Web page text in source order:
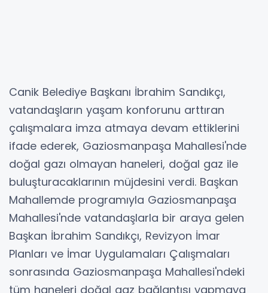
Canik Belediye Başkanı İbrahim Sandıkçı,
vatandaşların yaşam konforunu arttıran
çalışmalara imza atmaya devam ettiklerini
ifade ederek, Gaziosmanpaşa Mahallesi'nde
doğal gazı olmayan haneleri, doğal gaz ile
buluşturacaklarının müjdesini verdi. Başkan
Mahallemde programıyla Gaziosmanpaşa
Mahallesi'nde vatandaşlarla bir araya gelen
Başkan İbrahim Sandıkçı, Revizyon İmar
Planları ve İmar Uygulamaları Çalışmaları
sonrasında Gaziosmanpaşa Mahallesi'ndeki
tüm haneleri doğal gaz bağlantısı yapmaya